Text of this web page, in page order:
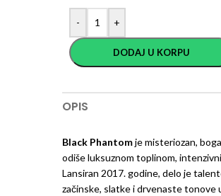
- +
DODAJ U KORPU
OPIS
Black Phantomje misteriozan,
odiše luksuznom toplinom,
Lansiran 2017. godine, delo je
začinske, slatke i drvenaste tonove